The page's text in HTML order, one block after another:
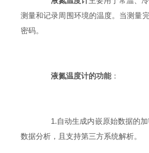
测量和记录周围环境的温度。当测量
密码。
液氮温度计的功能：
1.自动生成内嵌原始数据的加
数据分析，且支持第三方系统解析。